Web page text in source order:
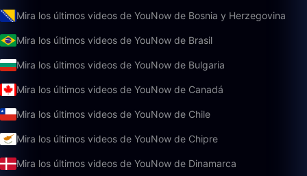
Mira los últimos videos de YouNow de Bosnia y Herzegovina
Mira los últimos videos de YouNow de Brasil
Mira los últimos videos de YouNow de Bulgaria
Mira los últimos videos de YouNow de Canadá
Mira los últimos videos de YouNow de Chile
Mira los últimos videos de YouNow de Chipre
Mira los últimos videos de YouNow de Dinamarca